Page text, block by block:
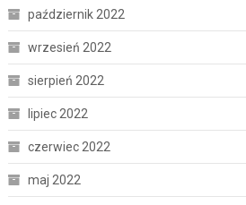
październik 2022
wrzesień 2022
sierpień 2022
lipiec 2022
czerwiec 2022
maj 2022